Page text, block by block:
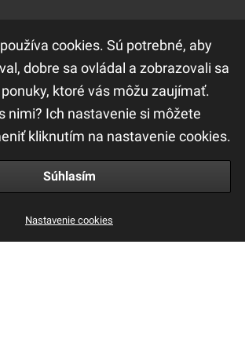
údajov
podmienky
cookies. Sú potrebné, aby
dobre sa ovládal a zobrazovali sa
ktoré vás môžu zaujímať.
nimi? Ich nastavenie si môžete
kliknutím na nastavenie cookies.
Súhlasím
Nastavenie cookies